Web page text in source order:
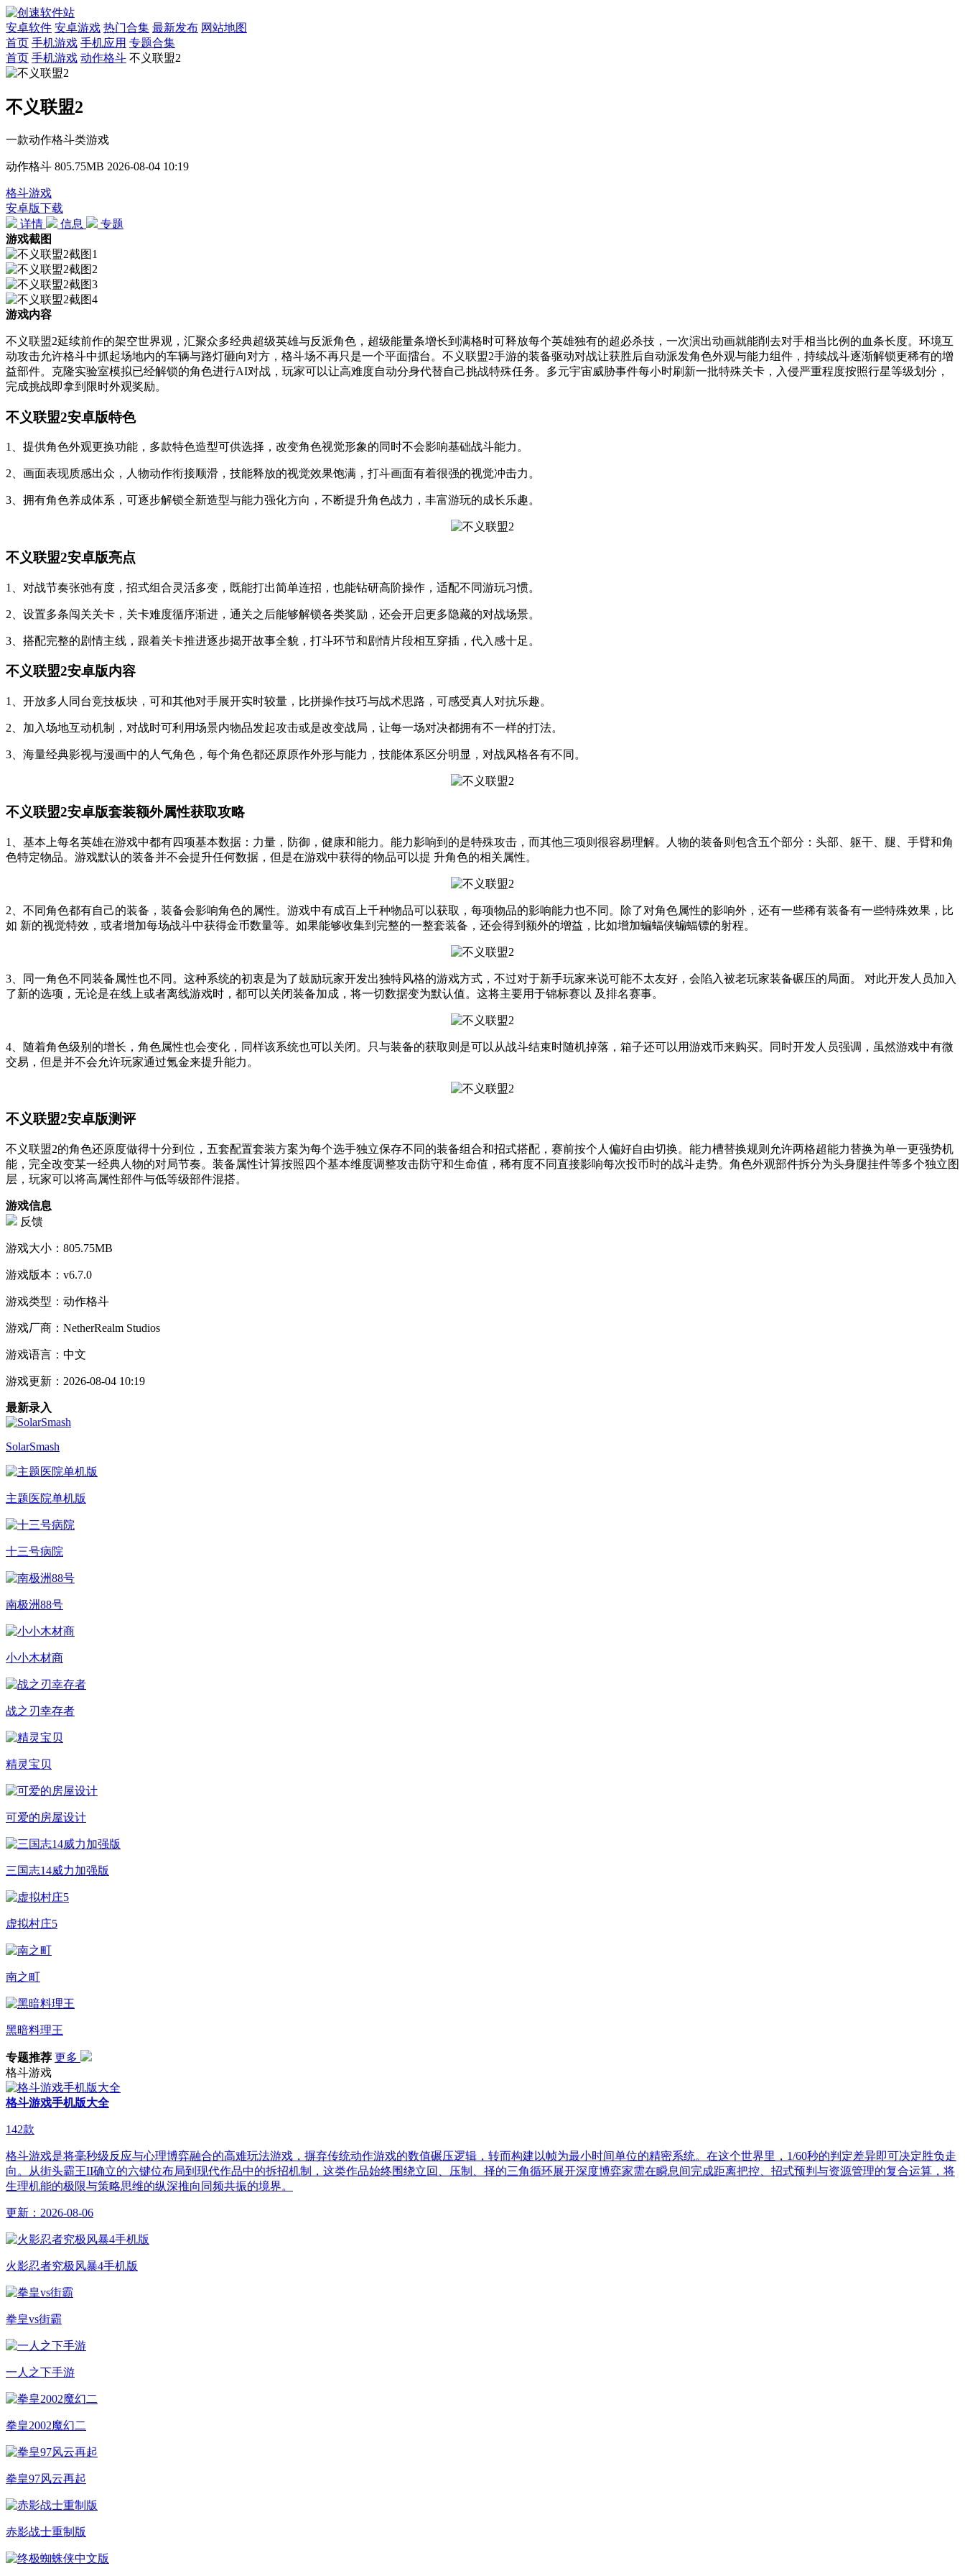
安卓软件 安卓游戏 热门合集 最新发布 网站地图
首页 手机游戏 手机应用 专题合集
首页 手机游戏 动作格斗 不义联盟2
不义联盟2
一款动作格斗类游戏
动作格斗 805.75MB 2026-08-04 10:19
格斗游戏
安卓版下载
详情
信息
专题
游戏截图
游戏内容
不义联盟2延续前作的架空世界观，汇聚众多经典超级英雄与反派角色，超级能量条增长到满格时可释放每个英雄独有的超必杀技，一次演出动画就能削去对手相当比例的血条长度。环境互
动攻击允许格斗中抓起场地内的车辆与路灯砸向对方，格斗场不再只是一个平面擂台。不义联盟2手游的装备驱动对战让获胜后自动派发角色外观与能力组件，持续战斗逐渐解锁更稀有的增
益部件。克隆实验室模拟已经解锁的角色进行AI对战，玩家可以让高难度自动分身代替自己挑战特殊任务。多元宇宙威胁事件每小时刷新一批特殊关卡，入侵严重程度按照行星等级划分，
完成挑战即拿到限时外观奖励。
不义联盟2安卓版特色
1、提供角色外观更换功能，多款特色造型可供选择，改变角色视觉形象的同时不会影响基础战斗能力。
2、画面表现质感出众，人物动作衔接顺滑，技能释放的视觉效果饱满，打斗画面有着很强的视觉冲击力。
3、拥有角色养成体系，可逐步解锁全新造型与能力强化方向，不断提升角色战力，丰富游玩的成长乐趣。
不义联盟2安卓版亮点
1、对战节奏张弛有度，招式组合灵活多变，既能打出简单连招，也能钻研高阶操作，适配不同游玩习惯。
2、设置多条闯关关卡，关卡难度循序渐进，通关之后能够解锁各类奖励，还会开启更多隐藏的对战场景。
3、搭配完整的剧情主线，跟着关卡推进逐步揭开故事全貌，打斗环节和剧情片段相互穿插，代入感十足。
不义联盟2安卓版内容
1、开放多人同台竞技板块，可和其他对手展开实时较量，比拼操作技巧与战术思路，可感受真人对抗乐趣。
2、加入场地互动机制，对战时可利用场景内物品发起攻击或是改变战局，让每一场对决都拥有不一样的打法。
3、海量经典影视与漫画中的人气角色，每个角色都还原原作外形与能力，技能体系区分明显，对战风格各有不同。
不义联盟2安卓版套装额外属性获取攻略
1、基本上每名英雄在游戏中都有四项基本数据：力量，防御，健康和能力。能力影响到的是特殊攻击，而其他三项则很容易理解。人物的装备则包含五个部分：头部、躯干、腿、手臂和角
色特定物品。游戏默认的装备并不会提升任何数据，但是在游戏中获得的物品可以提 升角色的相关属性。
2、不同角色都有自己的装备，装备会影响角色的属性。游戏中有成百上千种物品可以获取，每项物品的影响能力也不同。除了对角色属性的影响外，还有一些稀有装备有一些特殊效果，比
如 新的视觉特效，或者增加每场战斗中获得金币数量等。如果能够收集到完整的一整套装备，还会得到额外的增益，比如增加蝙蝠侠蝙蝠镖的射程。
3、同一角色不同装备属性也不同。这种系统的初衷是为了鼓励玩家开发出独特风格的游戏方式，不过对于新手玩家来说可能不太友好，会陷入被老玩家装备碾压的局面。 对此开发人员加入
了新的选项，无论是在线上或者离线游戏时，都可以关闭装备加成，将一切数据变为默认值。这将主要用于锦标赛以 及排名赛事。
4、随着角色级别的增长，角色属性也会变化，同样该系统也可以关闭。只与装备的获取则是可以从战斗结束时随机掉落，箱子还可以用游戏币来购买。同时开发人员强调，虽然游戏中有微
交易，但是并不会允许玩家通过氪金来提升能力。
不义联盟2安卓版测评
不义联盟2的角色还原度做得十分到位，五套配置套装方案为每个选手独立保存不同的装备组合和招式搭配，赛前按个人偏好自由切换。能力槽替换规则允许两格超能力替换为单一更强势机
能，完全改变某一经典人物的对局节奏。装备属性计算按照四个基本维度调整攻击防守和生命值，稀有度不同直接影响每次投币时的战斗走势。角色外观部件拆分为头身腿挂件等多个独立图
层，玩家可以将高属性部件与低等级部件混搭。
游戏信息
反馈
游戏大小： 805.75MB
游戏版本： v6.7.0
游戏类型： 动作格斗
游戏厂商： NetherRealm Studios
游戏语言： 中文
游戏更新： 2026-08-04 10:19
最新录入
SolarSmash
主题医院单机版
十三号病院
南极洲88号
小小木材商
战之刃幸存者
精灵宝贝
可爱的房屋设计
三国志14威力加强版
虚拟村庄5
南之町
黑暗料理王
专题推荐 更多
格斗游戏
格斗游戏手机版大全
142款
格斗游戏是将毫秒级反应与心理博弈融合的高难玩法游戏，摒弃传统动作游戏的数值碾压逻辑，转而构建以帧为最小时间单位的精密系统。在这个世界里，1/60秒的判定差异即可决定胜负走
向。从街头霸王II确立的六键位布局到现代作品中的拆招机制，这类作品始终围绕立回、压制、择的三角循环展开深度博弈家需在瞬息间完成距离把控、招式预判与资源管理的复合运算，将
生理机能的极限与策略思维的纵深推向同频共振的境界。
更新： 2026-08-06
火影忍者究极风暴4手机版
拳皇vs街霸
一人之下手游
拳皇2002魔幻二
拳皇97风云再起
赤影战士重制版